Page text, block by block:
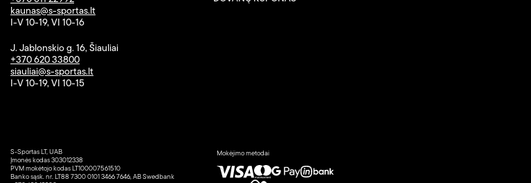
kaunas@s-sportas.lt
I-V 10-19, VI 10-16
J. Jablonskio g. 16, Šiauliai
+370 620 33800
siauliai@s-sportas.lt
I-V 10-19, VI 10-15
S-Sportas LT, UAB
Įmonės kodas 303012338
PVM mokėtojo kodas LT100007561510
Banko sąsk. nr. LT88 7300 0101 3466 7646, AB Swedbank
Mokėjimo metodai